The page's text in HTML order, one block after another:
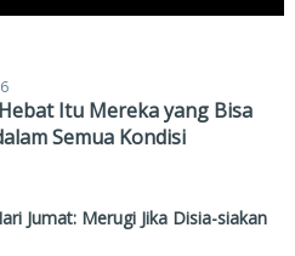
Itu Mereka yang Bisa
Semua Kondisi
Jumat: Merugi Jika Disia-siakan